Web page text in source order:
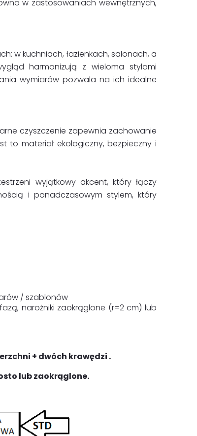
w zastosowaniach wewnętrznych,
w kuchniach, łazienkach, salonach, a
harmonizują z wieloma stylami
wymiarów pozwala na ich idealne
czyszczenie zapewnia zachowanie
to materiał ekologiczny, bezpieczny i
wyjątkowy akcent, który łączy
i ponadczasowym stylem, który
/ szablonów
narożniki zaokrąglone (r=2 cm) lub
+ dwóch krawędzi .
lub zaokrąglone.